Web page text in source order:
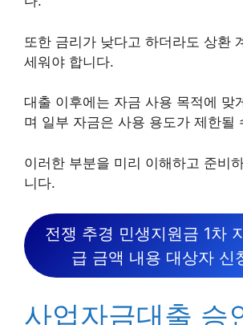
또한 금리가 낮다고 하더라도 상환
세워야 합니다.
대출 이후에는 자금 사용 목적에 맞
며 일부 자금은 사용 용도가 제한될
이러한 부분을 미리 이해하고 준비
니다.
전쟁 추경 민생지원금 1차
급 금액 내용 대상자 신
사업자금대출 승